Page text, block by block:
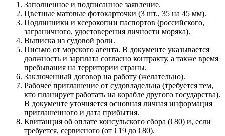
Заполненное и подписанное заявление.
Цветные матовые фотокарточки (3 шт., 35 на 45 мм).
Подлинники и ксерокопии паспортов (российского,
заграничного, удостоверения личности моряка).
Выписка из судовой роли.
Письмо от морского агента. В документе указывается
должность и зарплата согласно контракту, а также время
пребывания на территории страны.
Заключенный договор на работу (желательно).
Рабочее приглашение от судовладельца (требуется тем,
кто планирует работать на корабле другого государства).
В документе уточняется основная личная информация
приглашенного и дата прибытия.
Квитанция об оплате консульского сбора (€80) и, если
требуется, сервисного (от €19 до €80).